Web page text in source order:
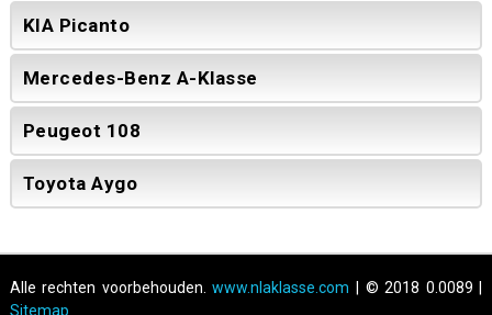
KIA Picanto
Mercedes-Benz A-Klasse
Peugeot 108
Toyota Aygo
Alle rechten voorbehouden.www.nlaklasse.com | © 2018 0.0089 |
Sitemap